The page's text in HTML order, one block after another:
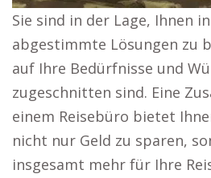
Sie sind in der Lage, Ihnen
abgestimmte Lösungen zu
auf Ihre Bedürfnisse und
zugeschnitten sind. Eine
einem Reisebüro bietet
nicht nur Geld zu sparen,
insgesamt mehr für Ihre